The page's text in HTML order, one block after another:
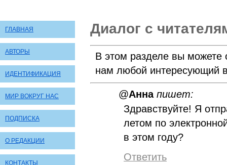
ГЛАВНАЯ
АВТОРЫ
ИДЕНТИФИКАЦИЯ
МИР ВОКРУГ НАС
ПОДПИСКА
О РЕДАКЦИИ
КОНТАКТЫ
Диалог с
В этом разделе вы можете
нам любой интересующий
@Анна пишет:
Здравствуйте! Я
летом по
в этом году?
Ответить